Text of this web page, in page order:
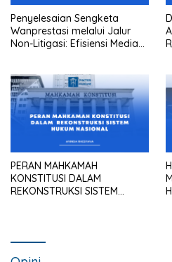
Penyelesaian Sengketa
Wanprestasi melalui Jalur
Non-Litigasi: Efisiensi Mediasi
PERAN MAHKAMAH
KONSTITUSI DALAM
REKONSTRUKSI SISTEM